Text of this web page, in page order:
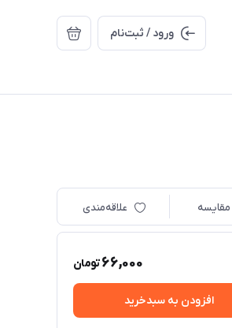
ورود / ثبت‌نام
مقایسه علاقه‌مندی
66,000تومان
افزودن به سبدخرید